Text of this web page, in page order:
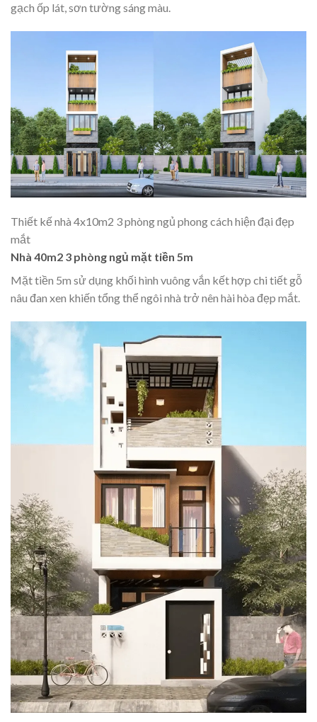
gạch ốp lát, sơn tường sáng màu.
Thiết kế nhà 4x10m2 3 phòng ngủ phong cách hiện đại đẹp
mắt
Nhà 40m2 3 phòng ngủ mặt tiền 5m
Mặt tiền 5m sử dụng khối hình vuông vắn kết hợp chi tiết gỗ
nâu đan xen khiến tổng thể ngôi nhà trở nên hài hòa đẹp mắt.